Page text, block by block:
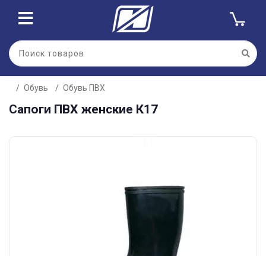
Обувь Обувь ПВХ
Сапоги ПВХ женские К17